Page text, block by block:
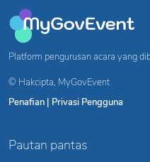
Platform pengurusan acara yang
© Hakcipta, MyGovEvent
Penafian | Privasi Pengguna
Pautan pantas